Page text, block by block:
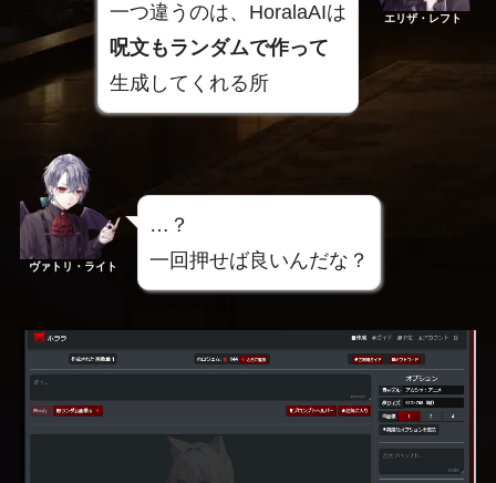
一つ違うのは、HoralaAIは
呪文もランダムで作って
生成してくれる所
エリザ・レフト
ヴァトリ・ライト
…？
一回押せば良いんだな？